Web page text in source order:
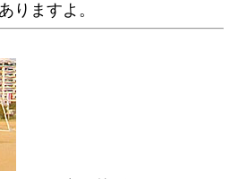
りますよ。